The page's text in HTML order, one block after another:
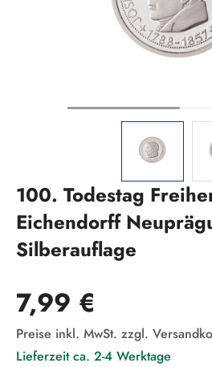
100. Todestag
Eichendorff
Silberauflage
Regulärer Preis:
7,99 €
Preise inkl. MwSt. zzgl.
Lieferzeit ca. 2-4 Werktage